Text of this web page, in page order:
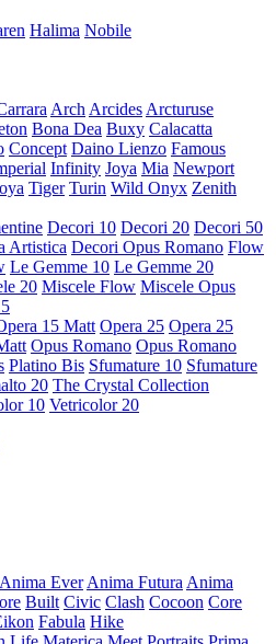
Halima Nobile
Arch Arcides Arcturuse
Bona Dea Buxy Calacatta
Concept Daino Lienzo Famous
Infinity Joya Mia Newport
Tiger Turin Wild Onyx Zenith
Decori 10 Decori 20 Decori 50
Artistica Decori Opus Romano Flow
Le Gemme 10 Le Gemme 20
20 Miscele Flow Miscele Opus
15 Matt Opera 25 Opera 25
Opus Romano Opus Romano
Platino Bis Sfumature 10 Sfumature
20 The Crystal Collection
10 Vetricolor 20
Anima Ever Anima Futura Anima
Built Civic Clash Cocoon Core
Fabula Hike